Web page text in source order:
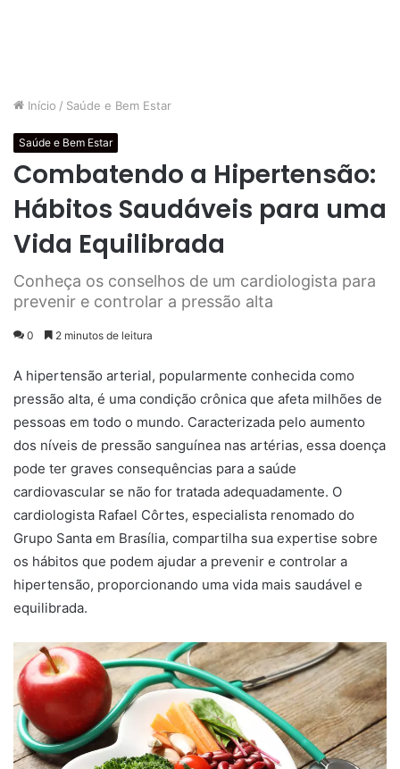
Início / Saúde e Bem Estar
Saúde e Bem Estar
Combatendo a Hipertensão:
Hábitos Saudáveis para uma
Vida Equilibrada
Conheça os conselhos de um cardiologista para
prevenir e controlar a pressão alta
0 2 minutos de leitura
A hipertensão arterial, popularmente conhecida como
pressão alta, é uma condição crônica que afeta milhões de
pessoas em todo o mundo. Caracterizada pelo aumento
dos níveis de pressão sanguínea nas artérias, essa doença
pode ter graves consequências para a saúde
cardiovascular se não for tratada adequadamente. O
cardiologista Rafael Côrtes, especialista renomado do
Grupo Santa em Brasília, compartilha sua expertise sobre
os hábitos que podem ajudar a prevenir e controlar a
hipertensão, proporcionando uma vida mais saudável e
equilibrada.